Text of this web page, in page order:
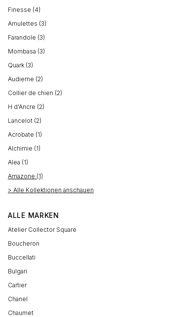
Finesse (4)
Amulettes (3)
Farandole (3)
Mombasa (3)
Quark (3)
Audierne (2)
Collier de chien (2)
H d'Ancre (2)
Lancelot (2)
Acrobate (1)
Alchimie (1)
Alea (1)
Amazone (1)
> Alle Kollektionen anschauen
ALLE MARKEN
Atelier Collector Square
Boucheron
Buccellati
Bulgari
Cartier
Chanel
Chaumet